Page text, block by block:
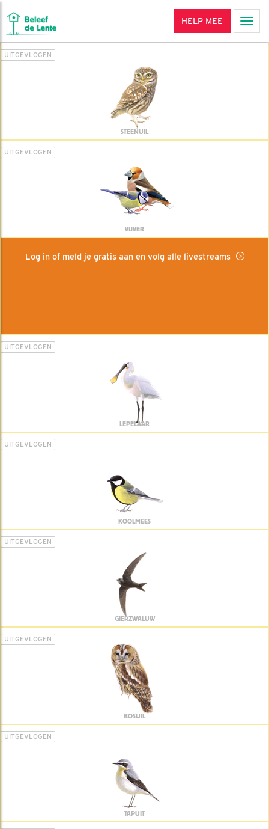
HELP MEE
UITGEVLOGEN
STEENUIL
UITGEVLOGEN
VIJVER
Log in of meld je gratis aan en volg alle livestreams
UITGEVLOGEN
LEPELAAR
UITGEVLOGEN
KOOLMEES
UITGEVLOGEN
GIERZWALUW
UITGEVLOGEN
BOSUIL
UITGEVLOGEN
TAPUIT